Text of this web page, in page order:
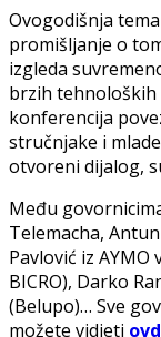
Ovogodišnja tema
promišljanje o
izgleda
brzih tehnoloških
konferencija
stručnjake i
otvoreni dijalog,
Među
Telemacha,
Pavlović iz
BICRO), Darko
(Belupo)… Sve
možete vidjeti